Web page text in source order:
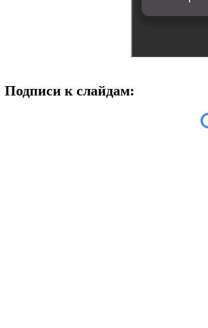
Подписи к слайдам: